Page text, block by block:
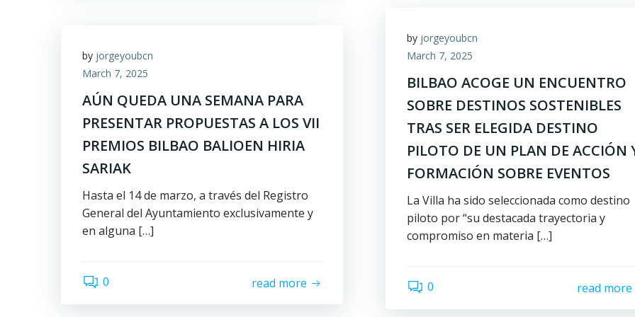
by jorgeyoubcn
March 7, 2025
BILBAO ACOGE UN ENCUENTRO
SOBRE DESTINOS SOSTENIBLES
TRAS SER ELEGIDA DESTINO
PILOTO DE UN PLAN DE ACCIÓN
FORMACIÓN SOBRE EVENTOS
La Villa ha sido seleccionada como destino
piloto por “su destacada trayectoria y
compromiso en materia […]
0 read more
by jorgeyoubcn
March 7, 2025
AÚN QUEDA UNA SEMANA PARA
PRESENTAR PROPUESTAS A LOS VII
PREMIOS BILBAO BALIOEN HIRIA
SARIAK
Hasta el 14 de marzo, a través del Registro
General del Ayuntamiento exclusivamente y
en alguna […]
0 read more